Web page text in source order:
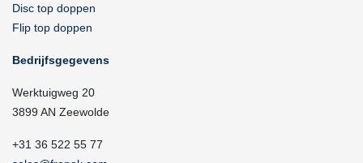
Disc top doppen
Flip top doppen
Bedrijfsgegevens
Werktuigweg 20
3899 AN Zeewolde
+31 36 522 55 77